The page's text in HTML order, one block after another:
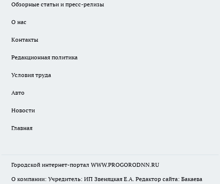
Обзорные статьи и пресс-релизы
О нас
Контакты
Редакционная политика
Условия труда
Авто
Новости
Главная
Городской интернет-портал WWW.PROGORODNN.RU
О компании: Учредитель: ИП Звеняцкая Е.А. Редактор сайта: Бакаева